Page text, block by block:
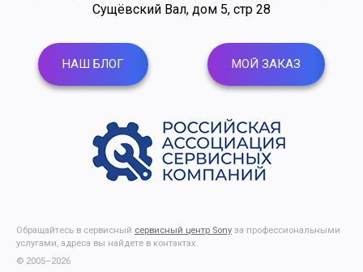
Сущёвский Вал, дом 5, стр 28
НАШ БЛОГ МОЙ ЗАКАЗ
Обращайтесь в сервисный сервисный центр Sony за профессиональными
услугами, адреса вы найдете в контактах.
© 2005–2026